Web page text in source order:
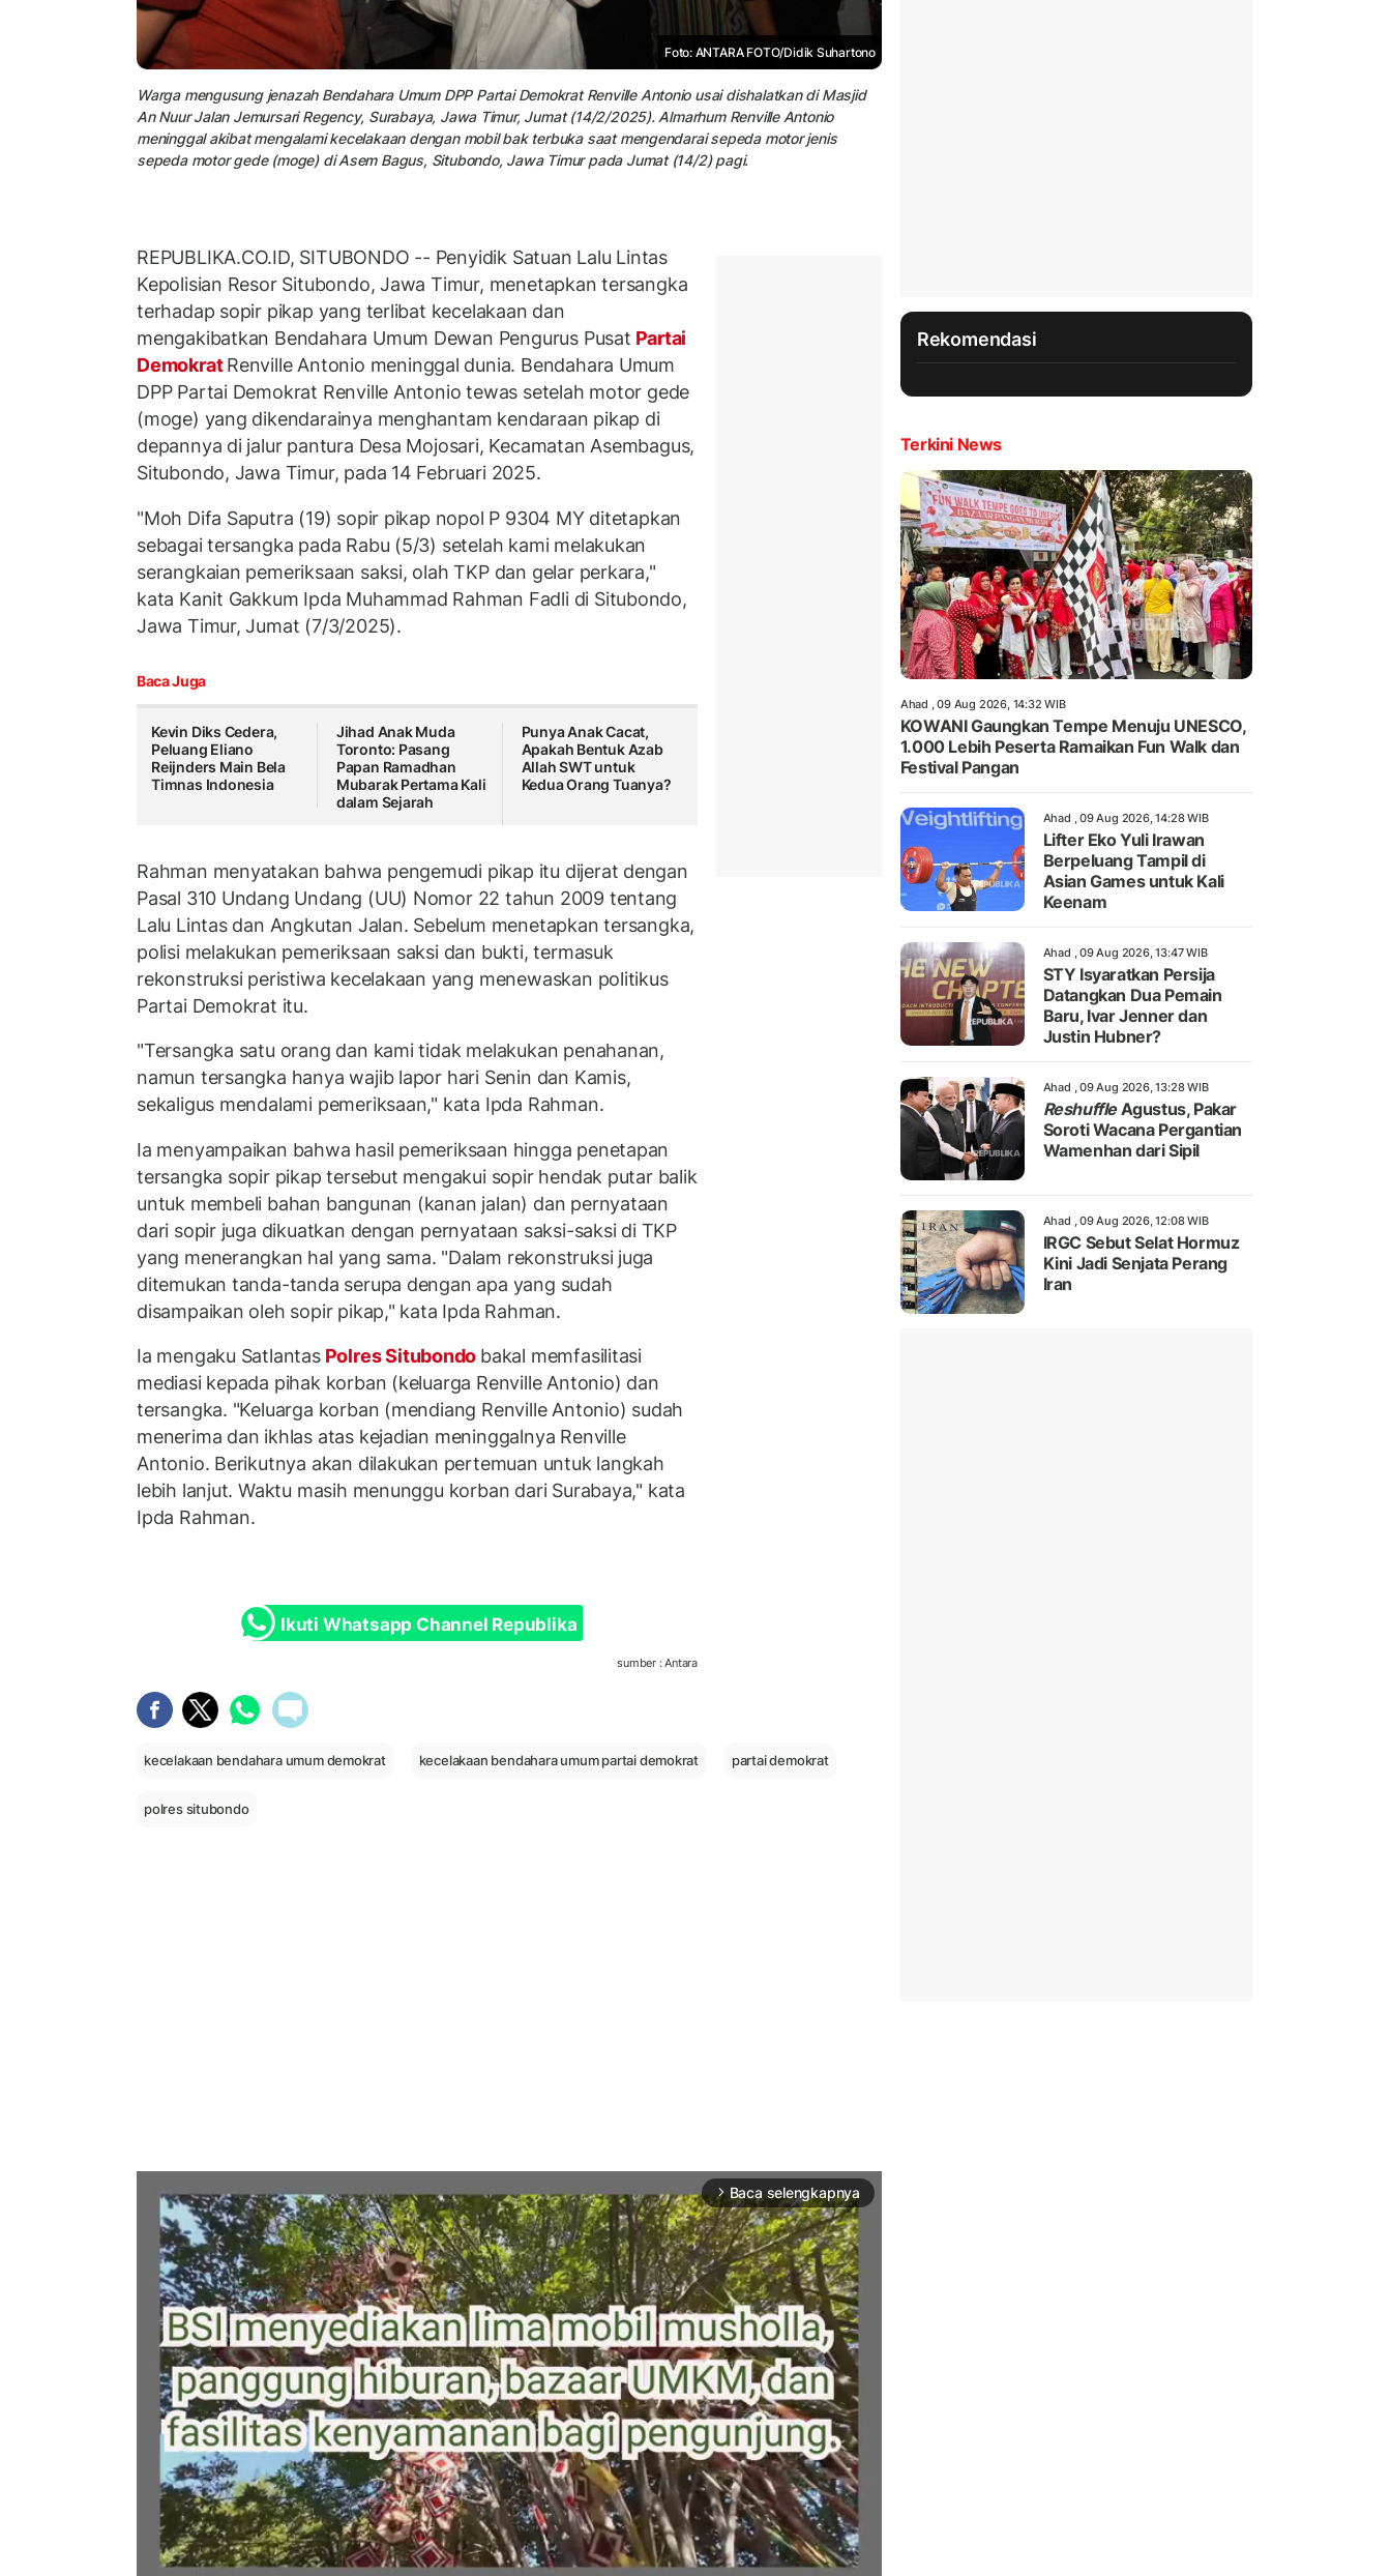
Foto: ANTARA FOTO/Didik Suhartono
Warga mengusung jenazah Bendahara Umum DPP Partai Demokrat Renville Antonio usai dishalatkan di Masjid
An Nuur Jalan Jemursari Regency, Surabaya, Jawa Timur, Jumat (14/2/2025). Almarhum Renville Antonio
meninggal akibat mengalami kecelakaan dengan mobil bak terbuka saat mengendarai sepeda motor jenis
sepeda motor gede (moge) di Asem Bagus, Situbondo, Jawa Timur pada Jumat (14/2) pagi.
REPUBLIKA.CO.ID, SITUBONDO -- Penyidik Satuan Lalu Lintas
Kepolisian Resor Situbondo, Jawa Timur, menetapkan tersangka
terhadap sopir pikap yang terlibat kecelakaan dan
mengakibatkan Bendahara Umum Dewan Pengurus Pusat Partai
DemokratRenville Antonio meninggal dunia. Bendahara Umum
DPP Partai Demokrat Renville Antonio tewas setelah motor gede
(moge) yang dikendarainya menghantam kendaraan pikap di
depannya di jalur pantura Desa Mojosari, Kecamatan Asembagus,
Situbondo, Jawa Timur, pada 14 Februari 2025.
"Moh Difa Saputra (19) sopir pikap nopol P 9304 MY ditetapkan
sebagai tersangka pada Rabu (5/3) setelah kami melakukan
serangkaian pemeriksaan saksi, olah TKP dan gelar perkara,"
kata Kanit Gakkum Ipda Muhammad Rahman Fadli di Situbondo,
Jawa Timur, Jumat (7/3/2025).
Baca Juga
Kevin Diks Cedera,
Peluang Eliano
Reijnders Main Bela
Timnas Indonesia
Jihad Anak Muda
Toronto: Pasang
Papan Ramadhan
Mubarak Pertama Kali
dalam Sejarah
Punya Anak Cacat,
Apakah Bentuk Azab
Allah SWT untuk
Kedua Orang Tuanya?
Rahman menyatakan bahwa pengemudi pikap itu dijerat dengan
Pasal 310 Undang Undang (UU) Nomor 22 tahun 2009 tentang
Lalu Lintas dan Angkutan Jalan. Sebelum menetapkan tersangka,
polisi melakukan pemeriksaan saksi dan bukti, termasuk
rekonstruksi peristiwa kecelakaan yang menewaskan politikus
Partai Demokrat itu.
"Tersangka satu orang dan kami tidak melakukan penahanan,
namun tersangka hanya wajib lapor hari Senin dan Kamis,
sekaligus mendalami pemeriksaan," kata Ipda Rahman.
Ia menyampaikan bahwa hasil pemeriksaan hingga penetapan
tersangka sopir pikap tersebut mengakui sopir hendak putar balik
untuk membeli bahan bangunan (kanan jalan) dan pernyataan
dari sopir juga dikuatkan dengan pernyataan saksi-saksi di TKP
yang menerangkan hal yang sama. "Dalam rekonstruksi juga
ditemukan tanda-tanda serupa dengan apa yang sudah
disampaikan oleh sopir pikap," kata Ipda Rahman.
Ia mengaku SatlantasPolres Situbondo bakal memfasilitasi
mediasi kepada pihak korban (keluarga Renville Antonio) dan
tersangka. "Keluarga korban (mendiang Renville Antonio) sudah
menerima dan ikhlas atas kejadian meninggalnya Renville
Antonio. Berikutnya akan dilakukan pertemuan untuk langkah
lebih lanjut. Waktu masih menunggu korban dari Surabaya," kata
Ipda Rahman.
Ikuti Whatsapp Channel Republika
sumber : Antara
kecelakaan bendahara umum demokrat kecelakaan bendahara umum partai demokrat partai demokrat
polres situbondo
arrow_forward_ios Baca selengkapnya
Rekomendasi
Terkini News
Ahad , 09 Aug 2026, 14:32 WIB
KOWANI Gaungkan Tempe Menuju UNESCO,
1.000 Lebih Peserta Ramaikan Fun Walk dan
Festival Pangan
Ahad , 09 Aug 2026, 14:28 WIB
Lifter Eko Yuli Irawan
Berpeluang Tampil di
Asian Games untuk Kali
Keenam
Ahad , 09 Aug 2026, 13:47 WIB
STY Isyaratkan Persija
Datangkan Dua Pemain
Baru, Ivar Jenner dan
Justin Hubner?
Ahad , 09 Aug 2026, 13:28 WIB
ReshuffleAgustus, Pakar
Soroti Wacana Pergantian
Wamenhan dari Sipil
Ahad , 09 Aug 2026, 12:08 WIB
IRGC Sebut Selat Hormuz
Kini Jadi Senjata Perang
Iran